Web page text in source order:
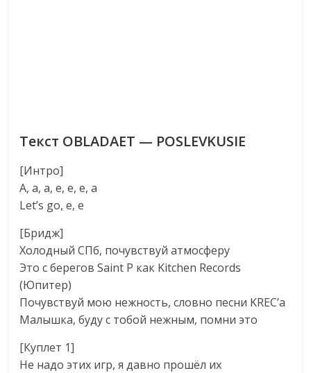
Текст OBLADAET — POSLEVKUSIE
[Интро]
А, а, а, е, е, е, а
Let’s go, е, е
[Бридж]
Холодный СПб, почувствуй атмосферу
Это с берегов Saint P как Kitchen Records
(Юпитер)
Почувствуй мою нежность, словно песни KREC’а
Малышка, буду с тобой нежным, помни это
[Куплет 1]
Не надо этих игр, я давно прошёл их